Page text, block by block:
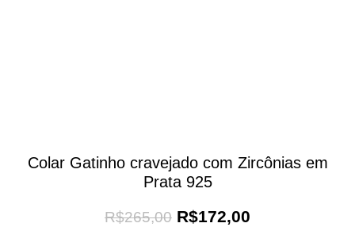
Colar Gatinho cravejado com Zircônias em
Prata 925
R$265,00 R$172,00